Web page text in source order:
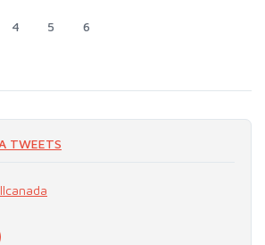
4 5 6
TWEETS